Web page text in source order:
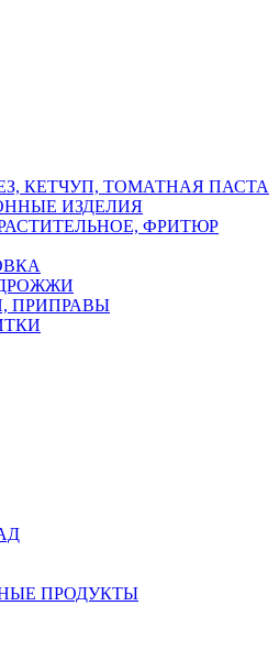
КЕТЧУП, ТОМАТНАЯ ПАСТА
ИЗДЕЛИЯ
ФРИТЮР
ПРИПРАВЫ
ПРОДУКТЫ